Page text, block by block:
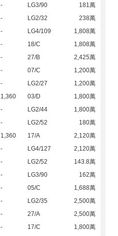
- LG3/90
181萬
- LG2/32
238萬
- LG4/109
1,808萬
- 18/C
1,808萬
- 27/B
2,425萬
- 07/C
1,200萬
- LG2/27
1,200萬
1,360 03/D
1,800萬
- LG2/44
1,800萬
- LG2/52
180萬
1,360 17/A
2,120萬
- LG4/127
2,120萬
- LG2/52
143.8萬
- LG3/90
162萬
- 05/C
1,688萬
- LG2/35
2,500萬
- 27/A
2,500萬
- 17/C
1,800萬